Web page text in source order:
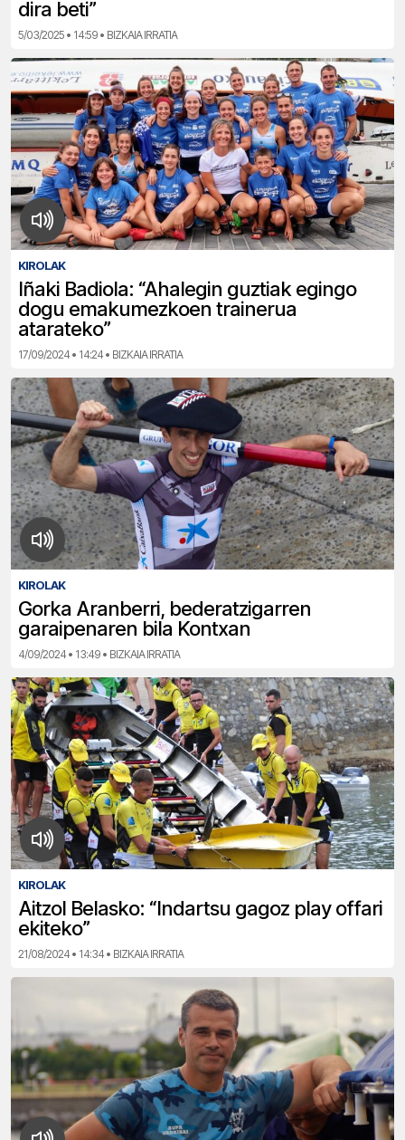
dira beti”
5/03/2025 • 14:59 • BIZKAIA IRRATIA
KIROLAK
Iñaki Badiola: “Ahalegin guztiak egingo
dogu emakumezkoen trainerua
atarateko”
17/09/2024 • 14:24 • BIZKAIA IRRATIA
KIROLAK
Gorka Aranberri, bederatzigarren
garaipenaren bila Kontxan
4/09/2024 • 13:49 • BIZKAIA IRRATIA
KIROLAK
Aitzol Belasko: “Indartsu gagoz play offari
ekiteko”
21/08/2024 • 14:34 • BIZKAIA IRRATIA